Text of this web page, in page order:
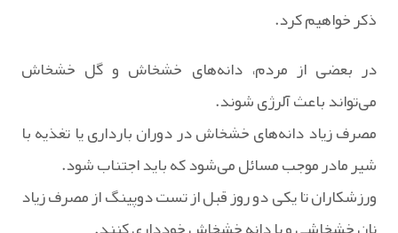
ذکر خواهیم کرد.
در بعضی از مردم، دانه‌های خشخاش و گل خشخاش
می‌تواند باعث آلرژی شوند.
مصرف زیاد دانه‌های خشخاش در دوران بارداری یا تغذیه با
شیر مادر موجب مسائل می‌شود که باید اجتناب شود.
ورزشکاران تا یکی دو روز قبل از تست دوپینگ از مصرف زیاد